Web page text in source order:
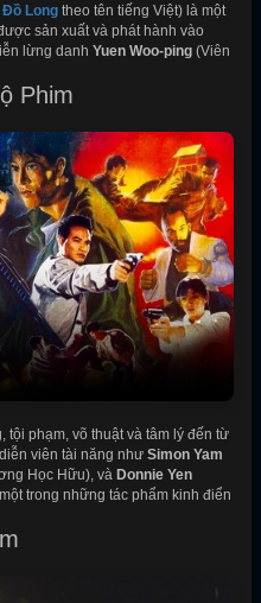
Long theo tên tiếng Việt) là một
sản xuất và phát hành vào
lừng danh Yuen Woo-ping (Viên
Phim
tội phạm, võ thuật và tâm lý đến từ
viên tài năng như Simon Yam
Học Hữu), và Donnie Yen
trong những tác phẩm kinh điển